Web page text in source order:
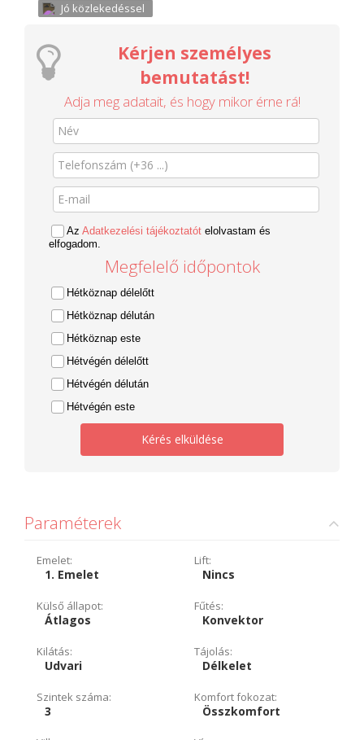
Jó közlekedéssel
Kérjen személyes
bemutatást!
Adja meg adatait, és hogy mikor érne rá!
Az Adatkezelési tájékoztatót elolvastam és
elfogadom.
Megfelelő időpontok
Hétköznap délelőtt
Hétköznap délután
Hétköznap este
Hétvégén délelőtt
Hétvégén délután
Hétvégén este
Kérés elküldése
Paraméterek
Emelet:
1. Emelet
Lift:
Nincs
Külső állapot:
Átlagos
Fűtés:
Konvektor
Kilátás:
Udvari
Tájolás:
Délkelet
Szintek száma:
3
Komfort fokozat:
Összkomfort